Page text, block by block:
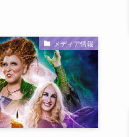
メディア情報